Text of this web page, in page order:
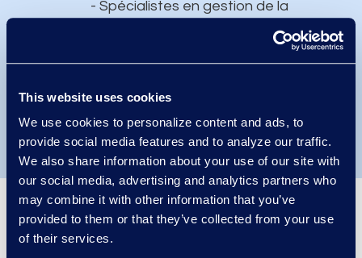
This website uses cookies
We use cookies to personalize content and ads, to
provide social media features and to analyze our traffic.
We also share information about your use of our site with
our social media, advertising and analytics partners who
may combine it with other information that you’ve
provided to them or that they’ve collected from your use
of their services.
- Spécialistes en gestion de la
- Spécialistes en infrastructure
Relativity (5)
Principaux avantages de
travailler avec Epiq pour vos